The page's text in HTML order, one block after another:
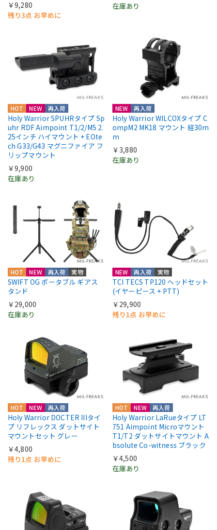
￥9,280
残り3点 お早めに
在庫あり
HOT NEW 再入荷
Holy Warrior SPUHRタイプ Sp
uhr RDF Aimpoint T1/2/M5 2.
25インチ ハイマウント + EOte
ch G33/G43 マグニファイア フ
リップマウント
￥9,900
在庫あり
NEW 再入荷
Holy Warrior WILCOXタイプ C
ompM2 MK18 マウント 経30m
m
￥3,880
在庫あり
HOT NEW 再入荷 実物
SWIFT OG ポータブル ギアス
タンド
￥29,000
在庫あり
NEW 再入荷 実物
TCI TECS TP120 ヘッドセット
(イヤーピース + PTT)
￥29,900
残り1点 お早めに
HOT NEW 再入荷
Holy Warrior DOCTER IIIタイ
プ リフレックス ダットサイト
マウントセット グレー
￥4,800
残り1点 お早めに
HOT NEW 再入荷
Holy Warrior LaRueタイプ LT
751 Aimpoint Microマウント
T1/T2 ダットサイトマウント A
bsolute Co-witness ブラック
￥4,500
在庫あり